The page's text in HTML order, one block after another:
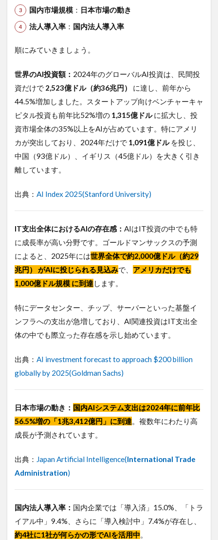
AI
ブ
ル
対
し
て
法
人
が
取
る
べ
き4
つ
点
6.4.1
資・予
算の視
6.4.2
2.人
材・教
点
6.4.3
3.ガバ
ナン
ールの
知見の
視点
くある質
（FAQ）
8
め
国内市場規模： 日本市場の動き
法人導入率： 国内法人導入率
順にみていきましょう。
世界のAI投資額： 2024年のグローバルAI投資は、民間投
資だけで 2,523億ドル（約36兆円）
に達し、前年から
44.5%増加しました。スタートアップ向けベンチャーキャ
ピタル投資も前年比52%増の 1,315億ドルに拡大し、投
資市場全体の35%以上をAIが占めています。特にアメリ
カが突出しており、2024年だけで 1,091億ドルを投じ、
中国（93億ドル）、イギリス（45億ドル）を大きく引き
離しています。
出典： AI Index 2025(Stanford University)
IT支出全体におけるAIの存在感： AIはIT投資の中でも特
に成長率が高い分野です。ゴールドマンサックスの予測
によると、2025年には世界全体で約2,000億ドル（約29
兆円） がAIに投じられる見込みで、 アメリカだけでも
1,000億ドル規模 に到達します。
特にデータセンター、チップ、サーバーといった基盤イ
ンフラへの支出が急増しており、AI関連投資はIT支出全
体の中でも際立った存在感を示し始めています。
出典： AI investment forecast to approach $200 billion
globally by 2025(Goldman Sachs)
日本市場の動き： 国内AIシステム支出は2024年に前年比
56.5%増の「1兆3,412億円」に到達。複数年にわたり高
成長が予測されています。
出典： Japan Artificial Intelligence(International Trade
Administration)
国内法人導入率： 国内企業では「導入済」15.0%、「トラ
イアル中」9.4%、さらに「導入検討中」7.4%が存在し、
約4社に1社が何らかの形でAIを活用中。